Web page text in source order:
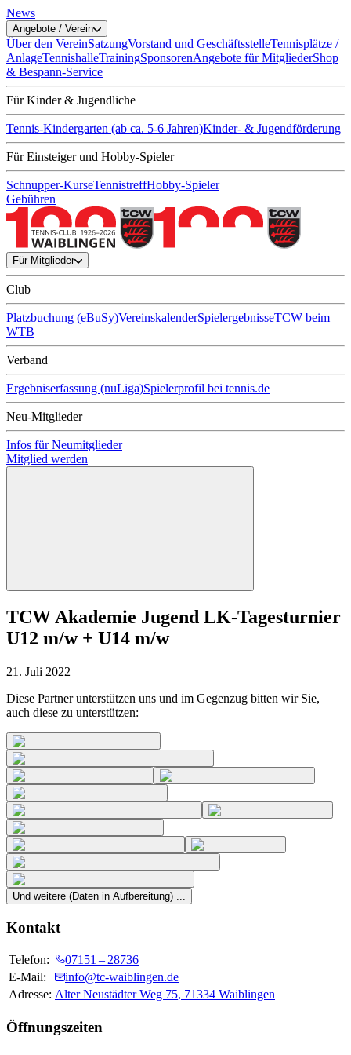
News
Angebote / Verein
Über den VereinSatzungVorstand und GeschäftsstelleTennisplätze /
AnlageTennishalleTrainingSponsorenAngebote für MitgliederShop
& Bespann-Service
Für Kinder & Jugendliche
Tennis-Kindergarten (ab ca. 5-6 Jahren)Kinder- & Jugendförderung
Für Einsteiger und Hobby-Spieler
Schnupper-KurseTennistreffHobby-Spieler
Gebühren
Für Mitglieder
Club
Platzbuchung (eBuSy)VereinskalenderSpielergebnisseTCW beim
WTB
Verband
Ergebniserfassung (nuLiga)Spielerprofil bei tennis.de
Neu-Mitglieder
Infos für Neumitglieder
Mitglied werden
TCW Akademie Jugend LK-Tagesturnier
U12 m/w + U14 m/w
21. Juli 2022
Diese Partner unterstützen uns und im Gegenzug bitten wir Sie,
auch diese zu unterstützen:
Und weitere (Daten in Aufbereitung) ...
Kontakt
Telefon:
07151 – 28736
E-Mail:
info@tc-waiblingen.de
Adresse: Alter Neustädter Weg 75, 71334 Waiblingen
Öffnungszeiten